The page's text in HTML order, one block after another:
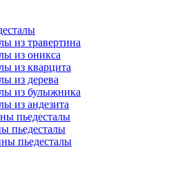
из травертина
из оникса
из кварцита
из дерева
из булыжника
из андезита
пьедесталы
пьедесталы
пьедесталы